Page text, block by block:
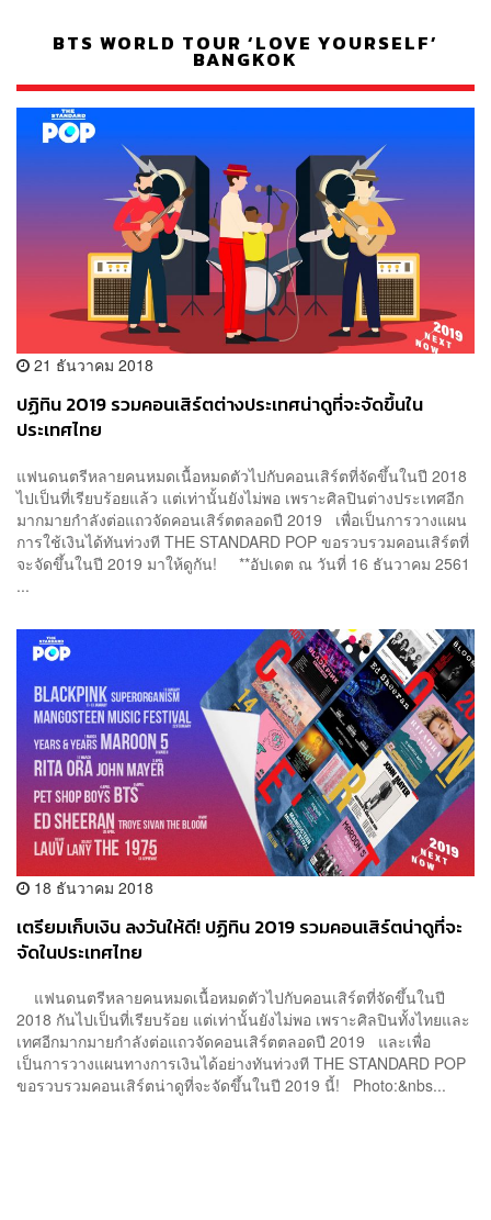
BTS WORLD TOUR ‘LOVE YOURSELF’
BANGKOK
21 ธันวาคม 2018
ปฏิทิน 2019 รวมคอนเสิร์ตต่างประเทศน่าดูที่จะจัดขึ้นใน
ประเทศไทย
แฟนดนตรีหลายคนหมดเนื้อหมดตัวไปกับคอนเสิร์ตที่จัดขึ้นในปี 2018
ไปเป็นที่เรียบร้อยแล้ว แต่เท่านั้นยังไม่พอ เพราะศิลปินต่างประเทศอีก
มากมายกำลังต่อแถวจัดคอนเสิร์ตตลอดปี 2019 เพื่อเป็นการวางแผน
การใช้เงินได้ทันท่วงที THE STANDARD POP ขอรวบรวมคอนเสิร์ตที่
จะจัดขึ้นในปี 2019 มาให้ดูกัน! **อัปเดต ณ วันที่ 16 ธันวาคม 2561
...
18 ธันวาคม 2018
เตรียมเก็บเงิน ลงวันให้ดี! ปฏิทิน 2019 รวมคอนเสิร์ตน่าดูที่จะ
จัดในประเทศไทย
แฟนดนตรีหลายคนหมดเนื้อหมดตัวไปกับคอนเสิร์ตที่จัดขึ้นในปี
2018 กันไปเป็นที่เรียบร้อย แต่เท่านั้นยังไม่พอ เพราะศิลปินทั้งไทยและ
เทศอีกมากมายกำลังต่อแถวจัดคอนเสิร์ตตลอดปี 2019 และเพื่อ
เป็นการวางแผนทางการเงินได้อย่างทันท่วงที THE STANDARD POP
ขอรวบรวมคอนเสิร์ตน่าดูที่จะจัดขึ้นในปี 2019 นี้! Photo:&nbs...